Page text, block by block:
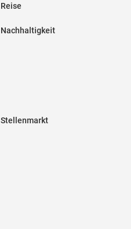
Reise
Nachhaltigkeit
Stellenmarkt